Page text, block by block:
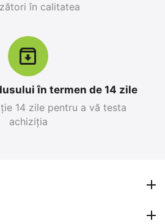
în calitatea
în termen de 14 zile
14 zile pentru a vă testa
achiziția